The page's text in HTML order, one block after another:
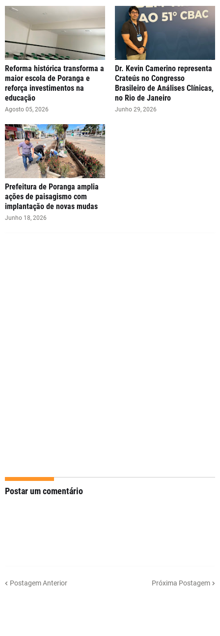
Reforma histórica transforma a
maior escola de Poranga e
reforça investimentos na
educação
Agosto 05, 2026
Dr. Kevin Camerino representa
Crateús no Congresso
Brasileiro de Análises Clínicas,
no Rio de Janeiro
Junho 29, 2026
Prefeitura de Poranga amplia
ações de paisagismo com
implantação de novas mudas
Junho 18, 2026
Postar um comentário
Postagem Anterior Próxima Postagem